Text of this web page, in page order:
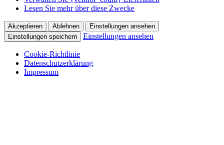
Lesen Sie mehr über diese Zwecke
Akzeptieren Ablehnen
Einstellungen ansehen
Einstellungen speichern
Einstellungen ansehen
Cookie-Richtlinie
Datenschutzerklärung
Impressum